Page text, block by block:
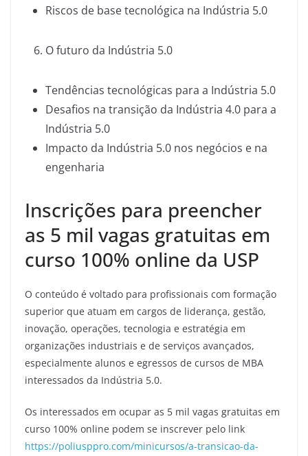
Riscos de base tecnológica na Indústria 5.0
O futuro da Indústria 5.0
Tendências tecnológicas para a Indústria 5.0
Desafios na transição da Indústria 4.0 para a
Indústria 5.0
Impacto da Indústria 5.0 nos negócios e na
engenharia
Inscrições para preencher
as 5 mil vagas gratuitas em
curso 100% online da USP
O conteúdo é voltado para profissionais com formação
superior que atuam em cargos de liderança, gestão,
inovação, operações, tecnologia e estratégia em
organizações industriais e de serviços avançados,
especialmente alunos e egressos de cursos de MBA
interessados da Indústria 5.0.
Os interessados em ocupar as 5 mil vagas gratuitas em
curso 100% online podem se inscrever pelo link
https://poliusppro.com/minicursos/a-transicao-da-